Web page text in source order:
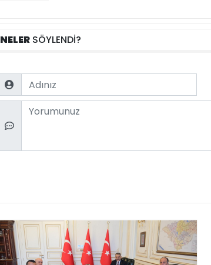
NELERSÖYLENDİ?
Name
Comment